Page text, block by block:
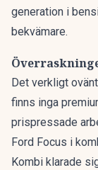
generation i
bekvämare.
Det verkligt
finns inga
prispressade
Ford Focus i
Kombi klarade